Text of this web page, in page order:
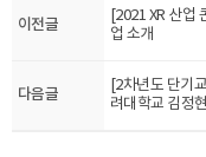
이전글
[2021 XR 산업
업 소개
다음글
[2차년도 단기
려대학교 김정